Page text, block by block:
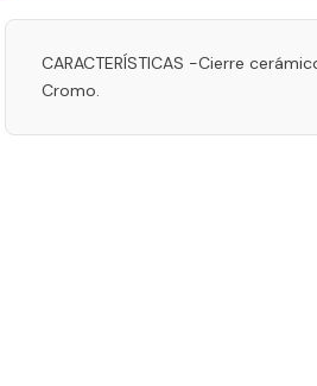
CARACTERÍSTICAS -Cierre
Cromo.